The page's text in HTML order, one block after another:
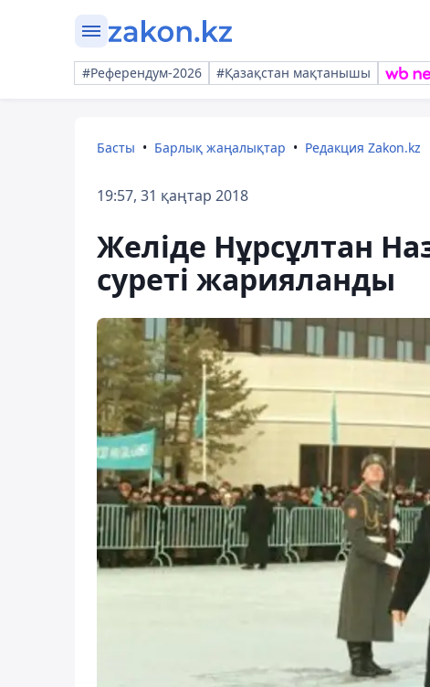
#Референдум-2026 #Қазақстан мақтанышы
Басты Барлық жаңалықтар Редакция Zakon.kz
19:57, 31 қаңтар 2018
Желіде Нұрсұлтан
суреті жарияланды